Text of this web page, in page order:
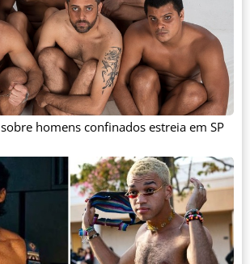
homens confinados estreia em SP